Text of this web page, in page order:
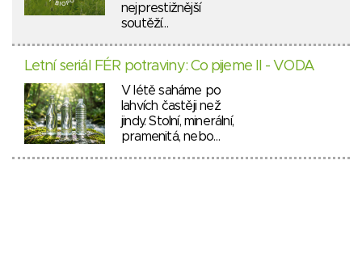
nejprestižnější
soutěží…
Letní seriál FÉR potraviny: Co pijeme II - VODA
V létě saháme po
lahvích častěji než
jindy. Stolní, minerální,
pramenitá, nebo…